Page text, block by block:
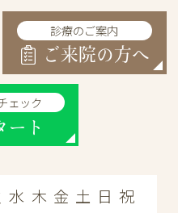
診療のご案内
ご来院の方へ
ェック
ート
水 木 金 土 日 祝